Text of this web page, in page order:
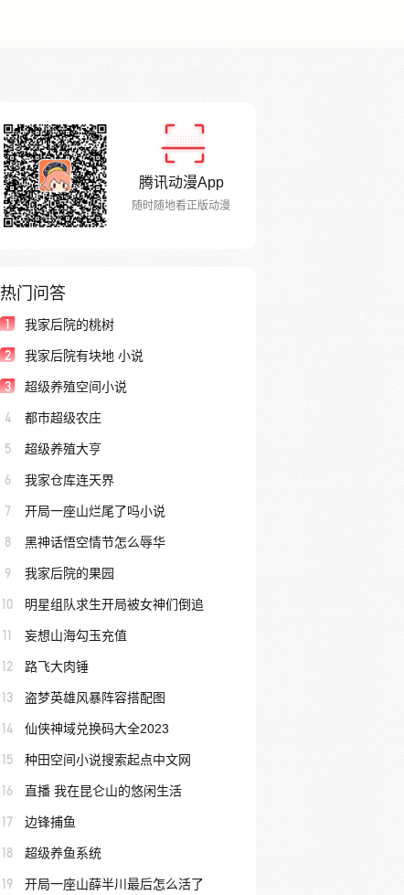
腾讯动漫App
随时随地看正版动漫
热门问答
1 我家后院的桃树
2 我家后院有块地 小说
3 超级养殖空间小说
4 都市超级农庄
5 超级养殖大亨
6 我家仓库连天界
7 开局一座山烂尾了吗小说
8 黑神话悟空情节怎么辱华
9 我家后院的果园
10 明星组队求生开局被女神们倒追
11 妄想山海勾玉充值
12 路飞大肉锤
13 盗梦英雄风暴阵容搭配图
14 仙侠神域兑换码大全2023
15 种田空间小说搜索起点中文网
16 直播 我在昆仑山的悠闲生活
17 边锋捕鱼
18 超级养鱼系统
19 开局一座山薛半川最后怎么活了